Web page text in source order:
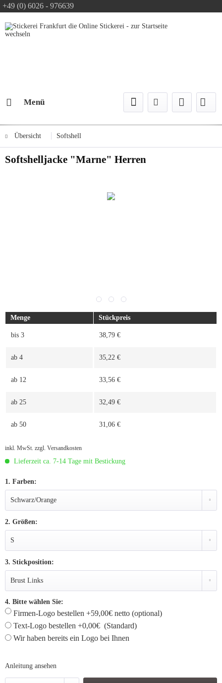
+49 (0) 6026 - 976639
Text-Logo kostenlos
Logo Konfiguration
Menü
Übersicht Softshell
Softshelljacke "Marne" Herren
Menge Stückpreis
bis 3 38,79 €
ab 4 35,22 €
ab 12 33,56 €
ab 25 32,49 €
ab 50 31,06 €
inkl. MwSt. zzgl. Versandkosten
Lieferzeit ca. 7-14 Tage mit Bestickung
1. Farben:
2. Größen:
3. Stickposition:
4. Bitte wählen Sie:
Firmen-Logo bestellen +59,00€ netto (optional)
Text-Logo bestellen +0,00€ (Standard)
Wir haben bereits ein Logo bei Ihnen
Anleitung ansehen